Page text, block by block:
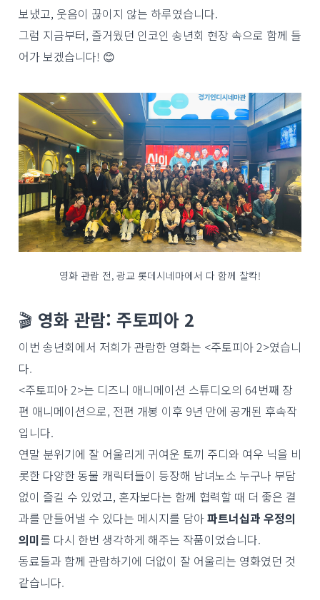
보냈고, 웃음이 끊이지 않는 하루였습니다.
그럼 지금부터, 즐거웠던 인코인 송년회 현장 속으로 함께 들
어가 보겠습니다! 😊
영화 관람 전, 광교 롯데시네마에서 다 함께 찰칵!
🎬 영화 관람: 주토피아 2
이번 송년회에서 저희가 관람한 영화는 <주토피아 2>였습니
다.
<주토피아 2>는 디즈니 애니메이션 스튜디오의 64번째 장
편 애니메이션으로, 전편 개봉 이후 9년 만에 공개된 후속작
입니다.
연말 분위기에 잘 어울리게 귀여운 토끼 주디와 여우 닉을 비
롯한 다양한 동물 캐릭터들이 등장해 남녀노소 누구나 부담
없이 즐길 수 있었고, 혼자보다는 함께 협력할 때 더 좋은 결
과를 만들어낼 수 있다는 메시지를 담아파트너십과 우정의
의미를 다시 한번 생각하게 해주는 작품이었습니다.
동료들과 함께 관람하기에 더없이 잘 어울리는 영화였던 것
같습니다.